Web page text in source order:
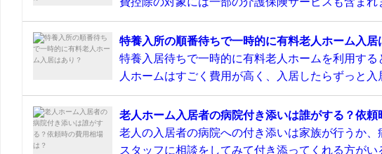
特養入所の順番待ちで一時的に有料老人ホーム入居
特養入居待ちで一時的に有料老人ホームを利用す
人ホームはすごく費用が高く、入居したらずっと入
老人ホーム入居者の病院付き添いは誰がする？依頼
老人の入居者の病院への付き添いは家族が行うか
スタッフに相談をしてみて付き添ってくれる方がい